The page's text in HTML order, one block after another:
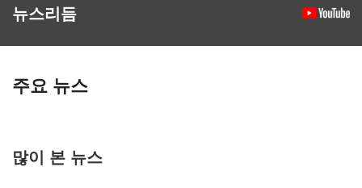
뉴스리듬
주요 뉴스
많이 본 뉴스